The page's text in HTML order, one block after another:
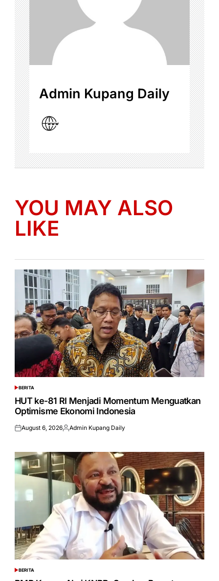
Admin Kupang Daily
YOU MAY ALSO
LIKE
POSTED
IN
BERITA
HUT ke-81 RI Menjadi Momentum Menguatkan
Optimisme Ekonomi Indonesia
Posted
August 6, 2026Posted
Admin Kupang Daily
POSTED
IN
BERITA